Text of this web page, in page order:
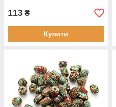
113 ₴
Купити